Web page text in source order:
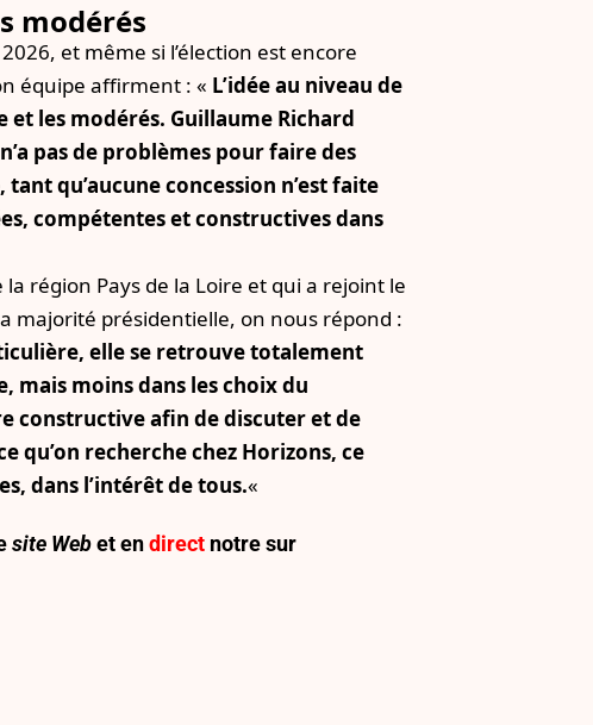
modérés
et même si l’élection est encore
équipe affirment : « L’idée au niveau de
et les modérés. Guillaume Richard
pas de problèmes pour faire des
qu’aucune concession n’est faite
compétentes et constructives dans
région Pays de la Loire et qui a rejoint le
majorité présidentielle, on nous répond :
elle se retrouve totalement
mais moins dans les choix du
constructive afin de discuter et de
qu’on recherche chez Horizons, ce
dans l’intérêt de tous.«
site Webet endirect notre sur